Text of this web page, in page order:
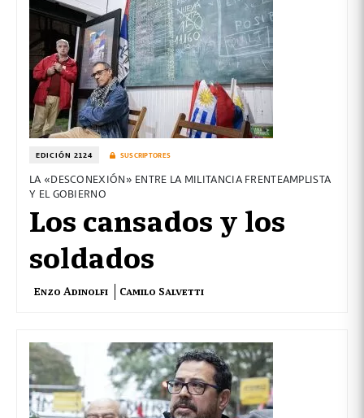
EDICIÓN 2124 SUSCRIPTORES
LA «DESCONEXIÓN» ENTRE LA MILITANCIA FRENTEAMPLISTA
Y EL GOBIERNO
Los cansados y los
soldados
Enzo Adinolfi Camilo Salvetti